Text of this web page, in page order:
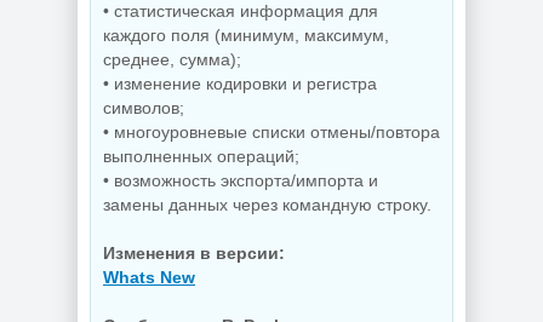
• статистическая информация для
каждого поля (минимум, максимум,
среднее, сумма);
• изменение кодировки и регистра
символов;
• многоуровневые списки отмены/повтора
выполненных операций;
• возможность экспорта/импорта и
замены данных через командную строку.
Изменения в версии:
Whats New